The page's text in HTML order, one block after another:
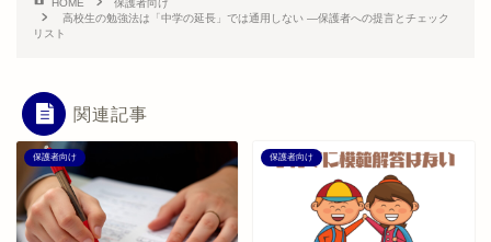
HOME
保護者向け
高校生の勉強法は「中学の延長」では通用しない ―保護者への提言とチェック
リスト
関連記事
保護者向け 保護者向け